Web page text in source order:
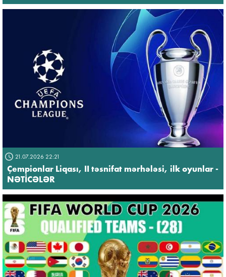
21.07.2026 22:21
Çempionlar Liqası, II təsnifat mərhələsi, ilk oyunlar -
NƏTİCƏLƏR